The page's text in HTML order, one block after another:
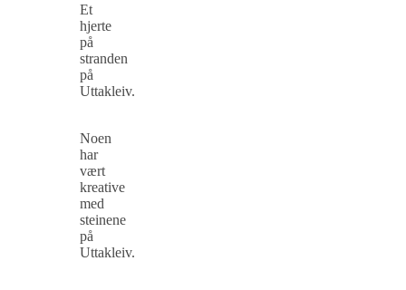
Et
hjerte
på
stranden
på
Uttakleiv.
Noen
har
vært
kreative
med
steinene
på
Uttakleiv.